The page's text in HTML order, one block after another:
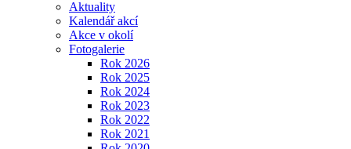
Aktuality
Kalendář akcí
Akce v okolí
Fotogalerie
Rok 2026
Rok 2025
Rok 2024
Rok 2023
Rok 2022
Rok 2021